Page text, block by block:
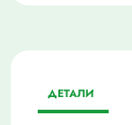
тем
ДЕТАЛИ